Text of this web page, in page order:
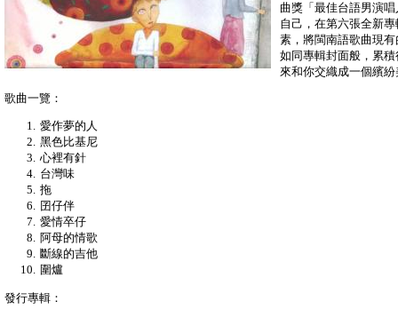
曲獎「最佳台語男演
自己，在第六張全新
素，將閩南語歌曲現
如同專輯封面般，累
來和你交織成一個繽
歌曲一覽：
愛作夢的人
黑色比基尼
心裡有針
台灣味
拖
囝仔伴
愛情卒仔
阿母的情歌
斷線的吉他
圍爐
發行專輯：